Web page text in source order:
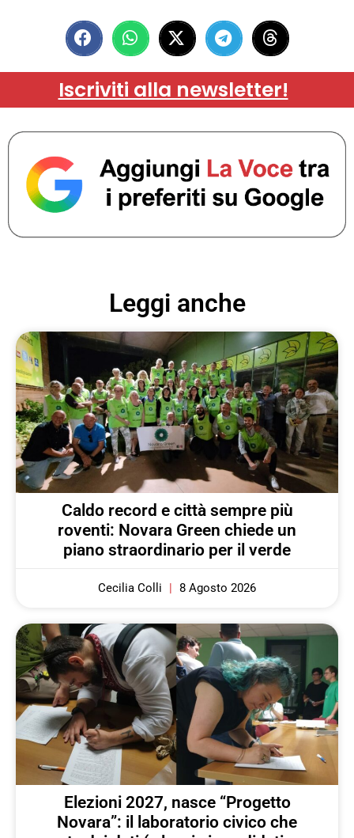
Iscriviti alla newsletter!
Leggi anche
Caldo record e città sempre più
roventi: Novara Green chiede un
piano straordinario per il verde
Cecilia Colli 8 Agosto 2026
Elezioni 2027, nasce “Progetto
Novara”: il laboratorio civico che